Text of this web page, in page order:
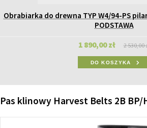
Obrabiarka do drewna TYP W4/94-PS
PODSTAWA
1 890,00 zł 2 530,00
DO KOSZYKA
Pas klinowy Harvest Belts 2B BP/